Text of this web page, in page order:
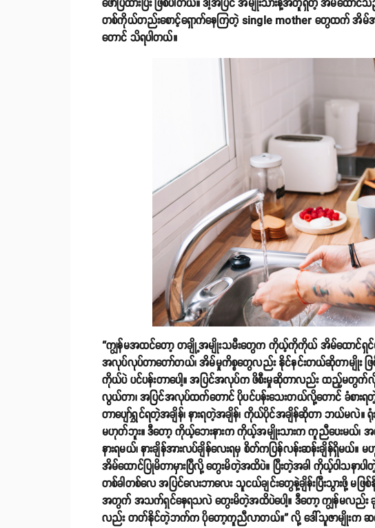
ဖော်ပြထားပြီး ဖြစ်ပါတယ်။ ဒါ့အပြင် အမျိုးသားနဲ့အတူရှိတဲ့ အိမ်ထေ
တစ်ကိုယ်တည်းစောင့်ရှောက်နေကြတဲ့ single mother တွေထက် အိမ်အလု
တောင် သိရပါတယ်။
“ကျွန်မအထင်တော့ တချို့အမျိုးသမီးတွေက ကိုယ့်ကိုကိုယ် အိမ်ထောင်ရှင်
အလုပ်လုပ်တာတော်တယ်၊ အိမ်မှုကိစ္စတွေလည်း နိုင်နင်းတယ်ဆိုတာမျိုး ဖ
ကိုယ်ပဲ ပင်ပန်းတာပေါ့။ အပြင်အလုပ်က ဖိစီးမှုဆိုတာလည်း ထည့်မတွက်
လွယ်တာ၊ အပြင်အလုပ်ထက်တောင် ပိုပင်ပန်းသေးတယ်လို့တောင် ခံစာ
တာပျော်ရွှင်ရတဲ့အချိန်၊ နားရတဲ့အချိန်၊ ကိုယ်ပိုင်အချိန်ဆိုတာ ဘယ်မလဲ
မဟုတ်ဘူး။ ဒီတော့ ကိုယ့်ဘေးနားက ကိုယ့်အမျိုးသားက ကူညီပေးမယ်၊
နားရမယ်၊ နားချိန်အားလပ်ချိန်လေးရမှ စိတ်ကပြန်လန်းဆန်းချိန်
အိမ်ထောင်ပြုမိတာမှားပြီလို့ တွေးမိတဲ့အထိပဲ။ ပြီးတဲ့အခါ ကိုယ့်ဝါသနာ
တစ်ခါတစ်လေ အပြင်လေးဘာလေး သူငယ်ချင်းတွေနဲ့ချိန်းပြီးသွားဖို့ မဖ
အတွက် အသက်ရှင်နေရသလဲ တွေးမိတဲ့အထိပဲပေါ့။ ဒီတော့ ကျွန်မလည်း ခုန
လည်း တတ်နိုင်တဲ့ဘက်က ပိုတော့ကူညီလာတယ်။” လို့ ဒေါ်သူဇာမျိုးက ဆက်